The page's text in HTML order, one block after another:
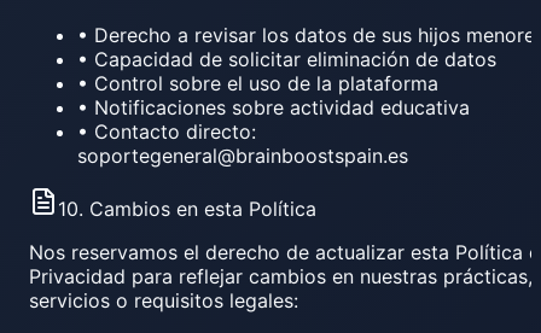
• Derecho a revisar los datos de sus hijos
• Capacidad de solicitar eliminación de datos
• Control sobre el uso de la plataforma
• Notificaciones sobre actividad educativa
• Contacto directo:
soportegeneral@brainboostspain.es
10. Cambios en esta Política
Nos reservamos el derecho de actualizar esta Política
Privacidad para reflejar cambios en nuestras prácticas,
servicios o requisitos legales: